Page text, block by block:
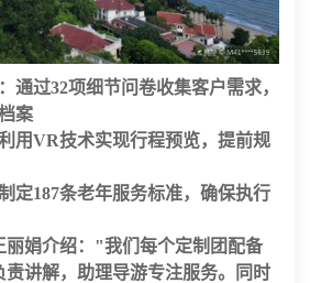
：通过32项细节问卷收集客户需求，
案
用VR技术实现行程预览，提前规
定187条老年服务标准，确保执行
丽娟介绍："我们每个定制团配备
责讲解，助理导游专注服务。同时